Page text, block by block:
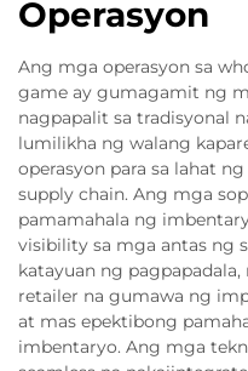
Operasyon
Ang mga operasyon sa
game ay gumagamit ng
nagpapalit sa tradisyonal
lumilikha ng walang
operasyon para sa lahat
supply chain. Ang mga
pamamahala ng
visibility sa mga antas ng
katayuan ng
retailer na gumawa ng
at mas epektibong
imbentaryo. Ang mga